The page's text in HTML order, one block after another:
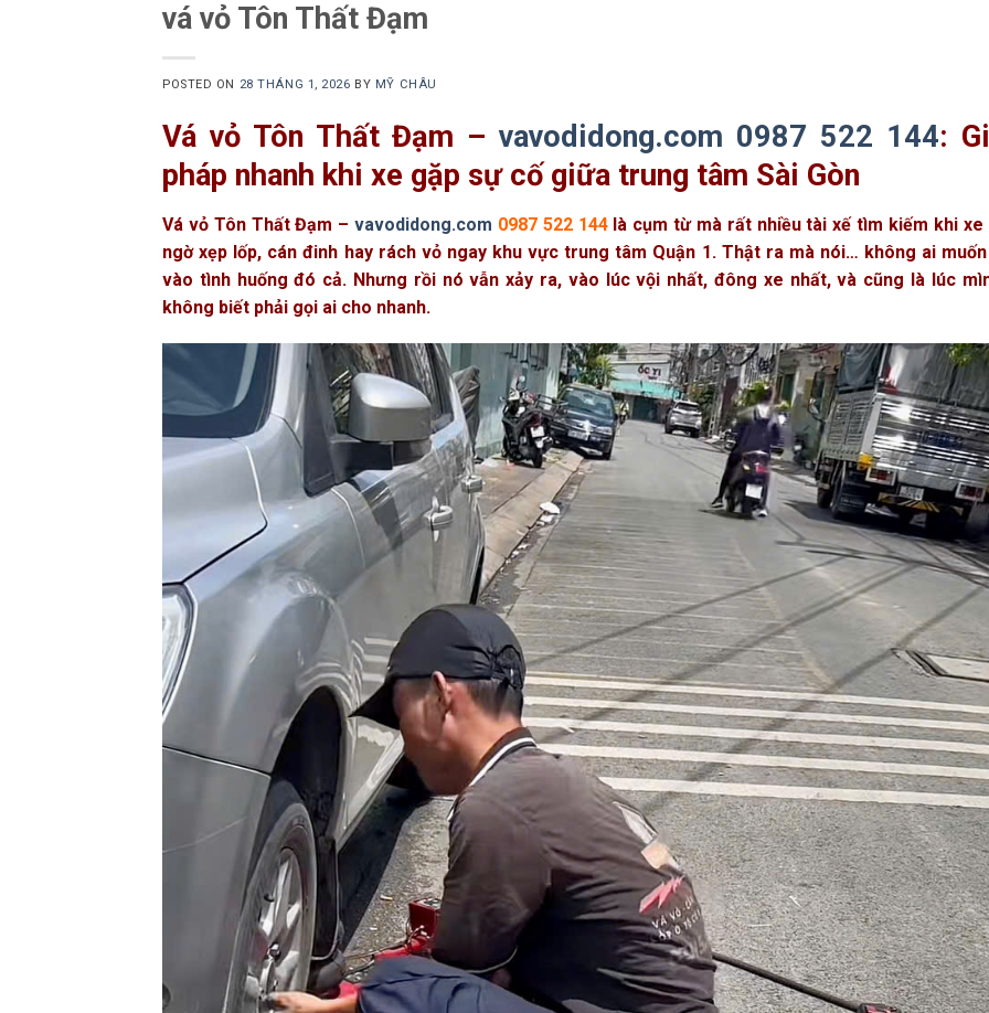
vá vỏ Tôn Thất Đạm
POSTED ON 28 THÁNG 1, 2026 BY MỸ CHÂU
Vá vỏ Tôn Thất Đạm –vavodidong.com 0987 522 144:
pháp nhanh khi xe gặp sự cố giữa trung tâm Sài Gòn
Vá vỏ Tôn Thất Đạm –vavodidong.com 0987 522 144 là cụm từ mà rất nhiều tài xế tìm kiếm khi xe
ngờ xẹp lốp, cán đinh hay rách vỏ ngay khu vực trung tâm Quận 1. Thật ra mà nói… không ai
vào tình huống đó cả. Nhưng rồi nó vẫn xảy ra, vào lúc vội nhất, đông xe nhất, và cũng là lúc
không biết phải gọi ai cho nhanh.